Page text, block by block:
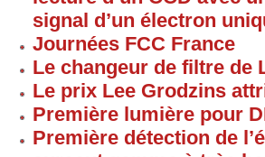
signal d’un électron
Journées FCC France
Le changeur de filtre de
Le prix Lee Grodzins
Première lumière pour
Première détection de